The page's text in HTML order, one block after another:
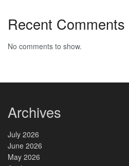
Recent Comments
No comments to show.
Archives
July 2026
June 2026
May 2026